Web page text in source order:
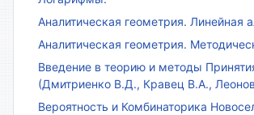
Аналитическая геометрия. Линейная
Аналитическая геометрия.
Введение в теорию и методы
(Дмитриенко В.Д., Кравец В.А.,
Вероятность и Комбинаторика